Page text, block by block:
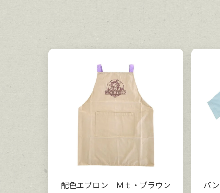
配色エプロン Ｍｔ・ブラウン バ